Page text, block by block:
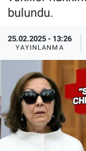
bulundu.
25.02.2025 - 13:26
YAYINLANMA
Eğitim
Eğlence
Ekonomi
Forum
Gerçeğin